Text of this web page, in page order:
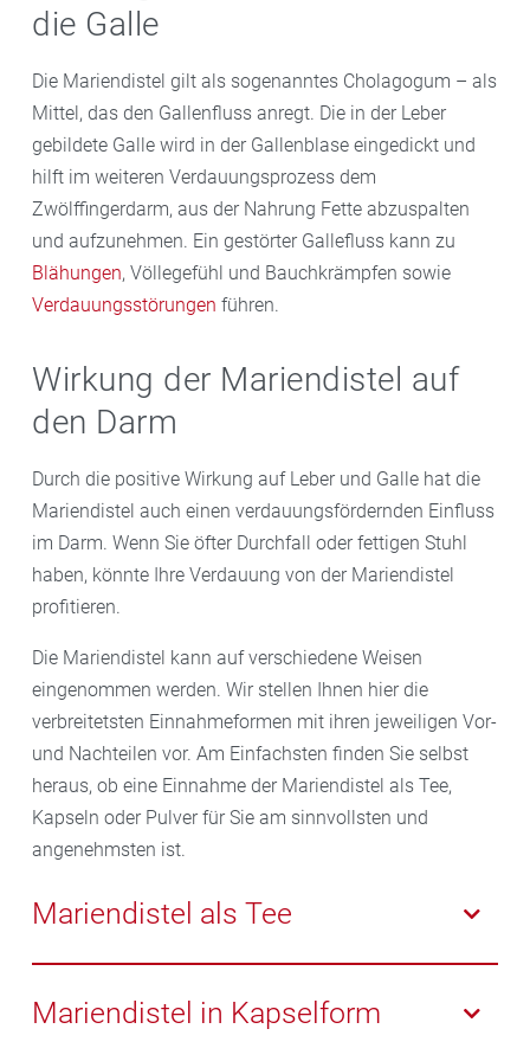
Entzündungsreaktion in der Leber zu reduzieren und
Synthese in den Leberzellen anregt, was zur Erholung
Dies ist besonders nützlich bei der Behandlung von
Lebererkrankungen, bei denen die Leberzellen
beschädigt oder zerstört wurden.
die Galle
Die Mariendistel gilt als sogenanntes Cholagogum – als
Mittel, das den Gallenfluss anregt. Die in der Leber
gebildete Galle wird in der Gallenblase eingedickt und
hilft im weiteren Verdauungsprozess dem
Zwölffingerdarm, aus der Nahrung Fette abzuspalten
und aufzunehmen. Ein gestörter Gallefluss kann zu
Blähungen, Völlegefühl und Bauchkrämpfen sowie
Verdauungsstörungen führen.
Wirkung der Mariendistel auf
den Darm
Durch die positive Wirkung auf Leber und Galle hat die
Mariendistel auch einen verdauungsfördernden Einfluss
im Darm. Wenn Sie öfter Durchfall oder fettigen Stuhl
haben, könnte Ihre Verdauung von der Mariendistel
profitieren.
Die Mariendistel kann auf verschiedene Weisen
eingenommen werden. Wir stellen Ihnen hier die
verbreitetsten Einnahmeformen mit ihren jeweiligen Vor-
und Nachteilen vor. Am Einfachsten finden Sie selbst
heraus, ob eine Einnahme der Mariendistel als Tee,
Kapseln oder Pulver für Sie am sinnvollsten und
angenehmsten ist.
Mariendistel als Tee
Tee aus Mariendistel ist einfach zuzubereiten und
kann zu jeder Tageszeit konsumiert werden. Zudem
ist Tee die natürlichste Form, die Wirkstoffe aus der
Mariendistel in Kapselform